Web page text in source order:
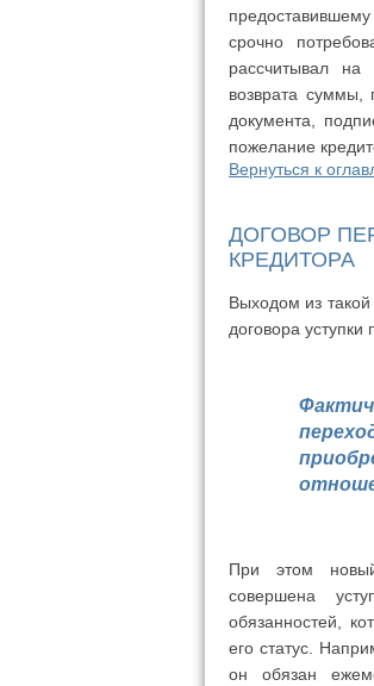
срочно
рассчитывал на
возврата суммы,
документа,
пожелание
Вернуться к
ДОГОВОР
КРЕДИТОРА
Выходом из
договора уступки
При этом
совершена
обязанностей,
его статус.
он обязан